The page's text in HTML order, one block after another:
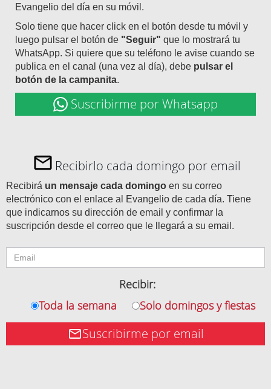
Evangelio del día en su móvil.
Solo tiene que hacer click en el botón desde tu móvil y
luego pulsar el botón de "Seguir" que lo mostrará tu
WhatsApp. Si quiere que su teléfono le avise cuando se
publica en el canal (una vez al día), debe pulsar el
botón de la campanita.
Suscribirme por Whatsapp
Recibirlo cada domingo por email
Recibirá un mensaje cada domingo en su correo
electrónico con el enlace al Evangelio de cada día. Tiene
que indicarnos su dirección de email y confirmar la
suscripción desde el correo que le llegará a su email.
Recibir:
Toda la semana
Solo domingos y fiestas
Suscribirme por email